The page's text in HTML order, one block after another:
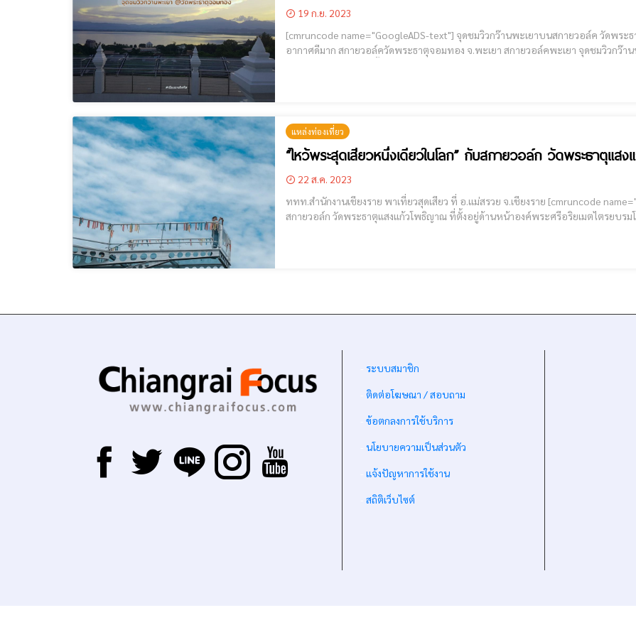
19 ก.ย. 2023
[cmruncode name="GoogleADS-text"] จุดชมวิวกว๊านพะเยาบนสกายวอล์ค วัดพระธาตุจอมทอง จ.พะเยา ไปช่วงเย็นๆ ชมพระอาทิตย์ตกดิน
อากาศดีมาก สกายวอล์ควัดพระธาตุจอมทอง จ.พะเยา สกายวอล์คพะเยา จุดชมวิวกว๊านพะเยา@วัดพระธาตุจอมทอง วัดพระธาตุจอมทอง ต.บ้าน
แหล่งท่องเที่ยว
“ไหว้พระสุดเสียวหนึ่งเดียวในโลก” กับสกายวอล์ก วัดพระธาตุแ
22 ส.ค. 2023
ททท.สำนักงานเชียงราย พาเที่ยวสุดเสียว ที่ อ.แม่สรวย จ.เชียงราย [cmruncode name="GoogleADS-text"] "ไหว้พระสุดเสียวหนึ่งเดียวในโลก" กับ
สกายวอล์ก วัดพระธาตุแสงแก้วโพธิญาณ ที่ตั้งอยู่ด้านหน้าองค์พระศรีอริยเมตไตรยบรมโพธิญาณ องค์พระขนาดหน้าตักกว้าง 21 เมตร สูง 32 เมตร
ระบบสมาชิก
ติดต่อโฆษณา / สอบถาม
ข้อตกลงการใช้บริการ
นโยบายความเป็นส่วนตัว
แจ้งปัญหาการใช้งาน
สถิติเว็บไซต์